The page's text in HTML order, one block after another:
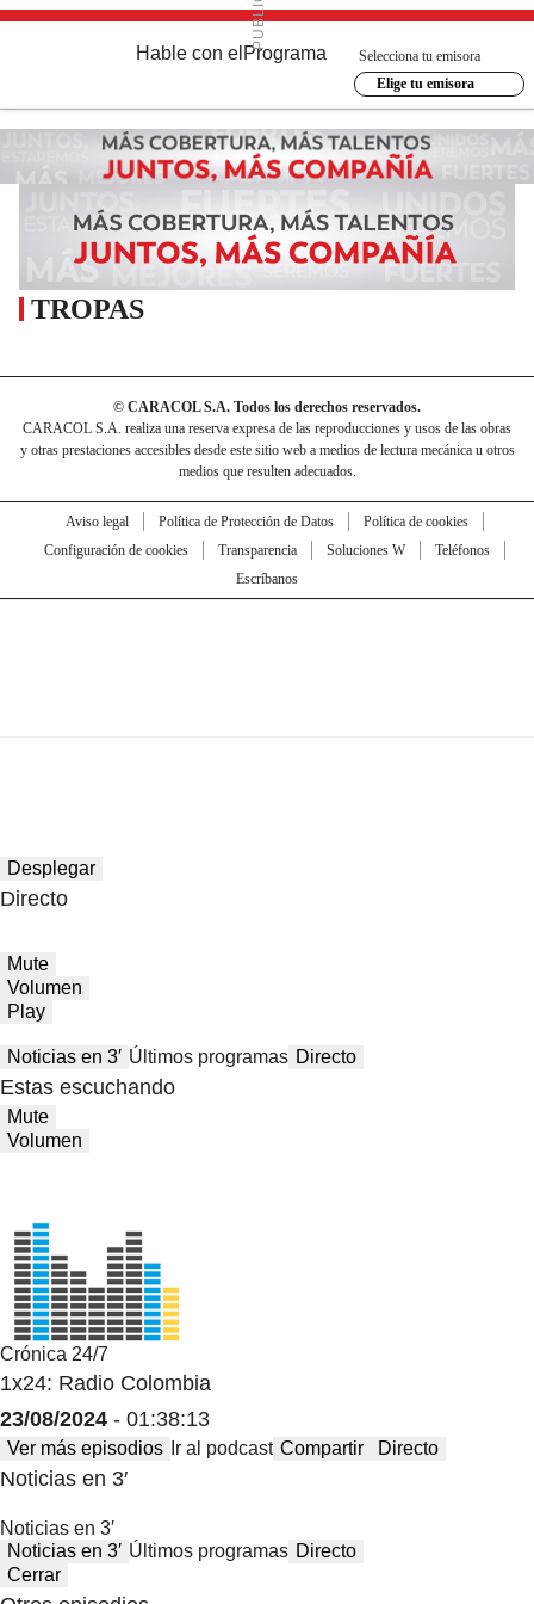
Hable con el Programa
Selecciona tu emisora
Elige tu emisora
TROPAS
© CARACOL S.A. Todos los derechos reservados.
CARACOL S.A. realiza una reserva expresa de las reproducciones y usos de las obras
y otras prestaciones accesibles desde este sitio web a medios de lectura mecánica u otros
medios que resulten adecuados.
Aviso legal Política de Protección de Datos
Política de cookies
Configuración de cookies
Transparencia Soluciones W
Teléfonos
Escríbanos
Desplegar
Directo
Mute
Volumen
Play
Noticias en 3′ Últimos programas Directo
Estas escuchando
Mute
Volumen
Crónica 24/7
1x24: Radio Colombia
23/08/2024 - 01:38:13
Ver más episodios Ir al podcast Compartir Directo
Noticias en 3′
Noticias en 3′
Noticias en 3′ Últimos programas Directo
Cerrar